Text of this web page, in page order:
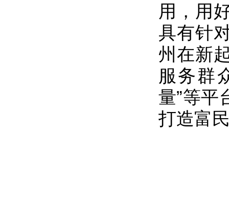
用，用
具有针
州在新
服务群
量”等平
打造富